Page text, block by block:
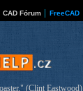
CAD Fórum FreeCAD
(Clint Eastwood)